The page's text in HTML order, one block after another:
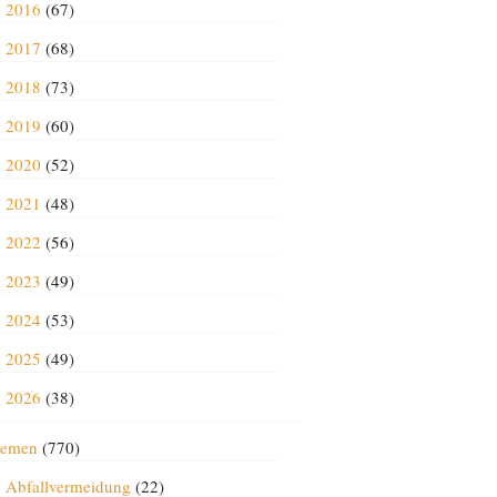
2016 (67)
2017 (68)
2018 (73)
2019 (60)
2020 (52)
2021 (48)
2022 (56)
2023 (49)
2024 (53)
2025 (49)
2026 (38)
(770)
Abfallvermeidung (22)